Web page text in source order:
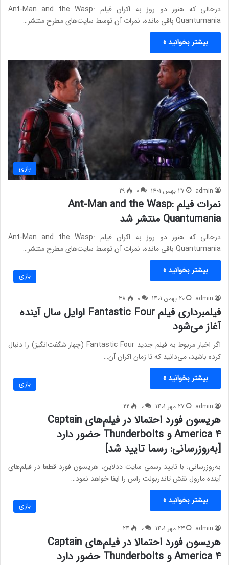
درحالی که هنوز دو روز به اکران فیلم Ant-Man and the Wasp:
Quantumania باقی مانده، نمرات آن توسط سایت‌های مطرح منتشر…
بیشتر بخوانید »
بازی
admin 27 بهمن 1401 0
29
نمرات فیلم Ant-Man and the Wasp:
Quantumania منتشر شد
درحالی که هنوز دو روز به اکران فیلم Ant-Man and the Wasp:
Quantumania باقی مانده، نمرات آن توسط سایت‌های مطرح منتشر…
بیشتر بخوانید »
بازی
admin 20 بهمن 1401 0
38
فیلمبرداری فیلم Fantastic Four اوایل سال آینده
آغاز می‌شود
اگر اخبار مربوط به فیلم جدید Fantastic Four (چهار شگفت‌انگیز) را دنبال
کرده باشید، می‌دانید که تا زمان اکران آن…
بیشتر بخوانید »
بازی
admin 27 مهر 1401 0
22
هریسون فورد احتمالا در فیلم‌های Captain
America 4 و Thunderbolts حضور دارد
[به‌روزرسانی: رسما تایید شد]
به‌روزرسانی: با تایید رسمی سایت ددلاین، هریسون فورد قطعا در فیلم‌های
آینده مارول نقش تاندربولت راس را ایفا خواهد نمود…
بیشتر بخوانید »
بازی
admin 23 مهر 1401 0
24
هریسون فورد احتمالا در فیلم‌های Captain
America 4 و Thunderbolts حضور دارد